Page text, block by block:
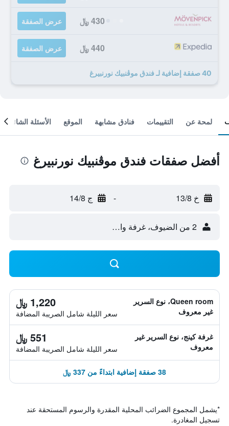
430 ﷼ عرض الصفقة
440 ﷼ عرض الصفقة
40 صفقة إضافية لـ فندق موڤنبيك نورنبيرغ
لمحة عن التقييمات فنادق مشابهة الموقع الأسئلة الشائعة
أفضل صفقات فندق موڤنبيك نورنبيرغ
خ 13/8 - ج 14/8
2 من الضيوف، غرفة واحدة
Queen room، نوع السرير
غير معروف
1,220 ﷼
سعر الليلة شامل الصريبة المضافة
غرفة كينج، نوع السرير غير
معروف
551 ﷼
سعر الليلة شامل الصريبة المضافة
38 صفقة إضافية ابتداءً من 337 ﷼
*يشمل المجموع الضرائب المحلية المقدرة والرسوم المستحقة عند
تسجيل المغادرة.